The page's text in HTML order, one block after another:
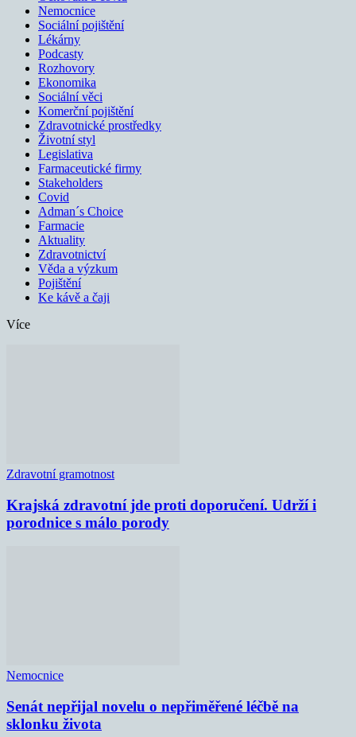
Nemocnice
Sociální pojištění
Lékárny
Podcasty
Rozhovory
Ekonomika
Sociální věci
Komerční pojištění
Zdravotnické prostředky
Životní styl
Legislativa
Farmaceutické firmy
Stakeholders
Covid
Adman´s Choice
Farmacie
Aktuality
Zdravotnictví
Věda a výzkum
Pojištění
Ke kávě a čaji
Více
Zdravotní gramotnost
Krajská zdravotní jde proti doporučení. Udrží i
porodnice s málo porody
Nemocnice
Senát nepřijal novelu o nepřiměřené léčbě na
sklonku života